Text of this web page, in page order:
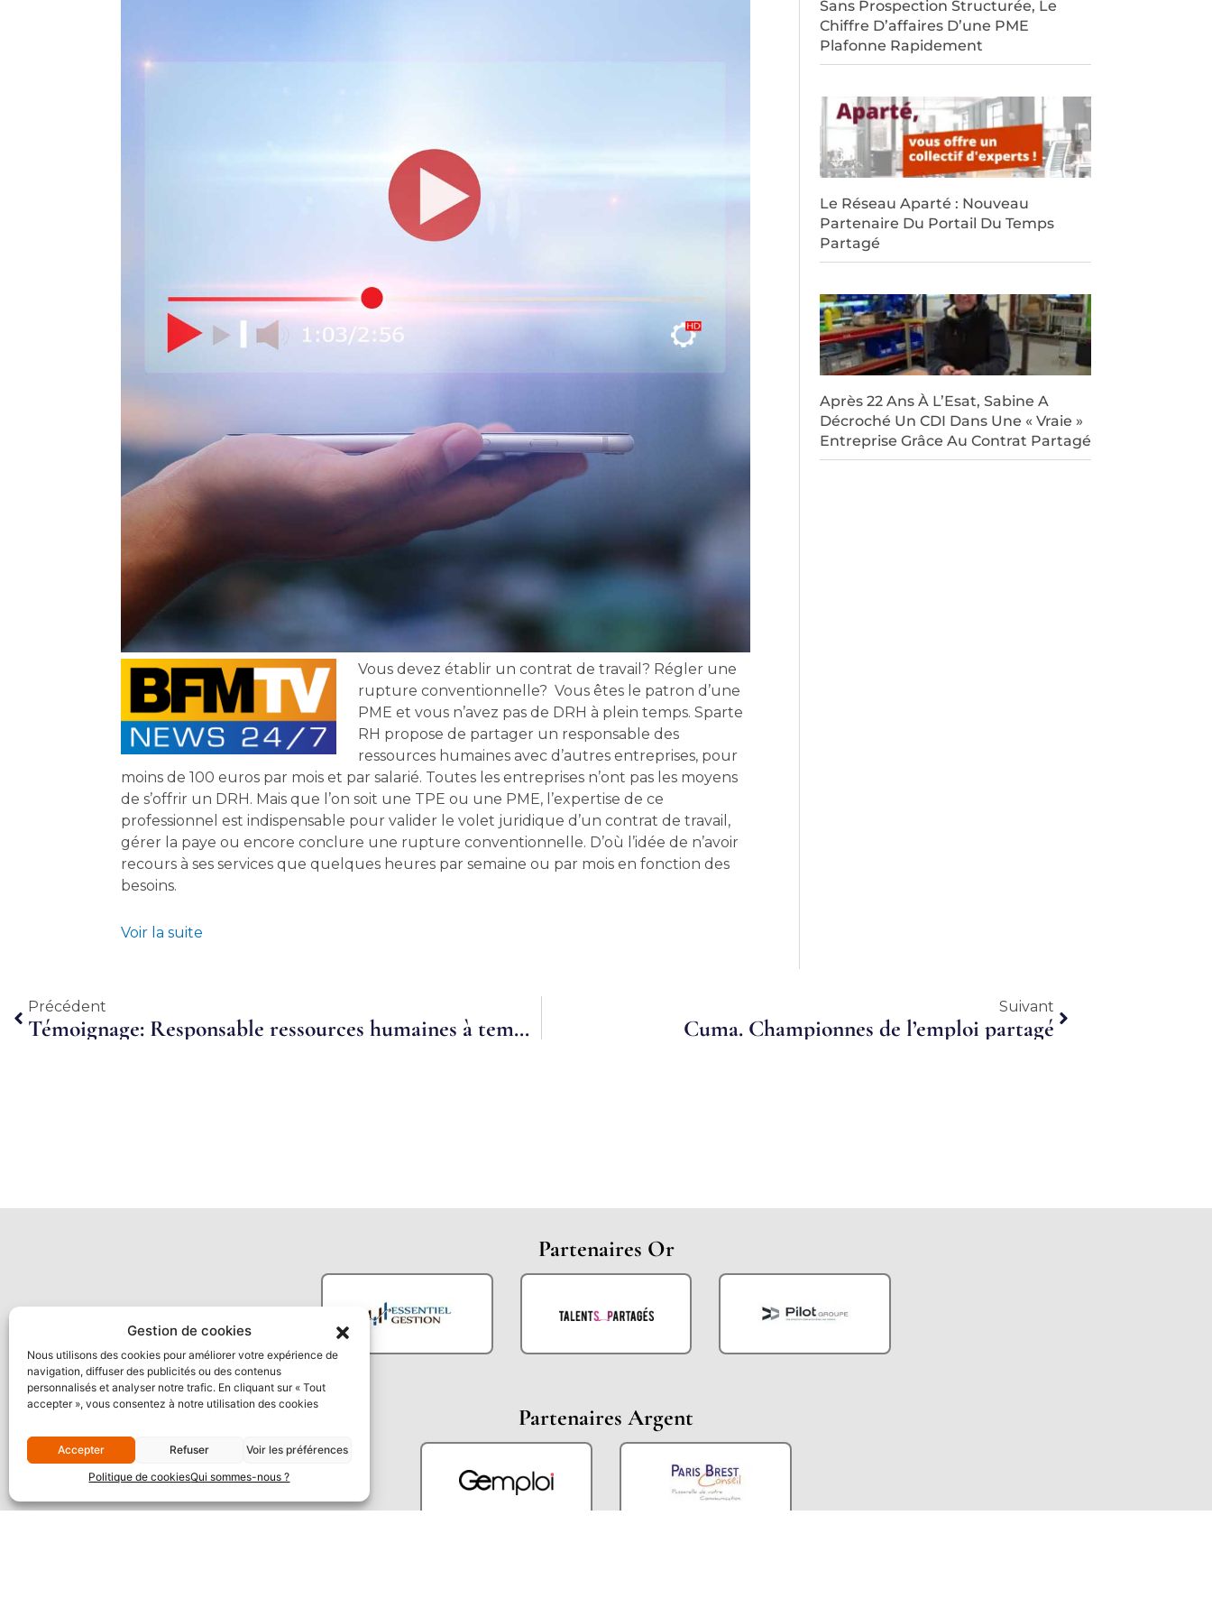
Gestion de cookies
Nous utilisons des cookies pour améliorer votre expérience de
navigation, diffuser des publicités ou des contenus
personnalisés et analyser notre trafic. En cliquant sur « Tout
accepter », vous consentez à notre utilisation des cookies
Accepter Refuser
Voir les préférences
Politique de cookiesQui sommes-nous ?
Vous devez établir un contrat de travail? Régler une
rupture conventionnelle? Vous êtes le patron d’une
PME et vous n’avez pas de DRH à plein temps. Sparte
RH propose de partager un responsable des
ressources humaines avec d’autres entreprises, pour
moins de 100 euros par mois et par salarié. Toutes les entreprises n’ont pas les moyens
de s’offrir un DRH. Mais que l’on soit une TPE ou une PME, l’expertise de ce
professionnel est indispensable pour valider le volet juridique d’un contrat de travail,
gérer la paye ou encore conclure une rupture conventionnelle. D’où l’idée de n’avoir
recours à ses services que quelques heures par semaine ou par mois en fonction des
besoins.
Voir la suite
Sans Prospection Structurée, Le
Chiffre D’affaires D’une PME
Plafonne Rapidement
Le Réseau Aparté : Nouveau
Partenaire Du Portail Du Temps
Partagé
Après 22 Ans À L’Esat, Sabine A
Décroché Un CDI Dans Une « Vraie »
Entreprise Grâce Au Contrat Partagé
Précédent
Précédent
Témoignage: Responsable ressources humaines à temps partagé
Suivant
Cuma. Championnes de l’emploi partagé
Partenaires Or
Partenaires Argent